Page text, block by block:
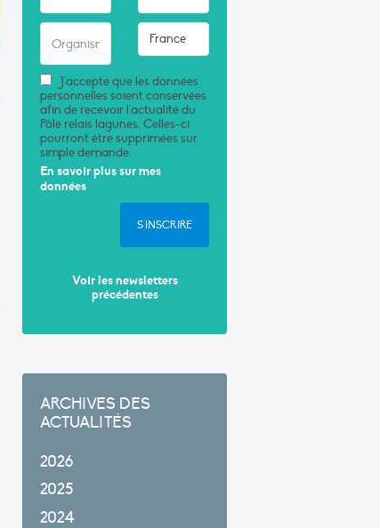
J'accepte que les données
personnelles soient conservées
afin de recevoir l'actualité du
Pôle relais lagunes. Celles-ci
pourront être supprimées sur
simple demande.
En savoir plus sur mes
données
S'INSCRIRE
Voir les newsletters
précédentes
ARCHIVES DES
ACTUALITÉS
2026
2025
2024